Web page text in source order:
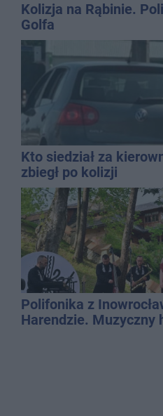
Kolizja na Rąbinie.
Golfa
Kto siedział za
zbiegł po kolizji
Polifonika z
Harendzie. Muzyczny